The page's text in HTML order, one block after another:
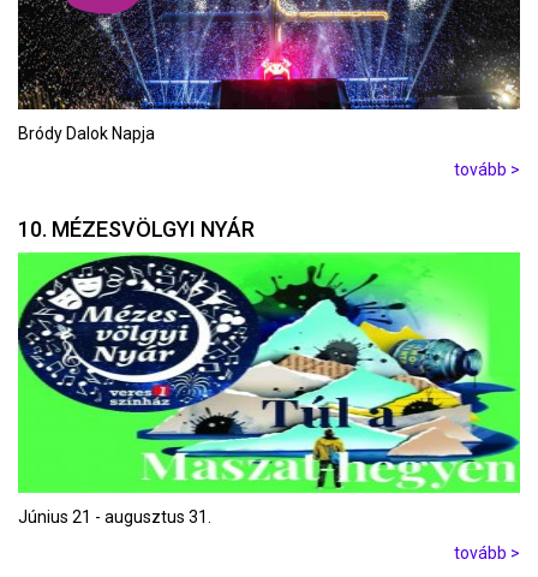
Bródy Dalok Napja
tovább >
10. MÉZESVÖLGYI NYÁR
Június 21 - augusztus 31.
tovább >